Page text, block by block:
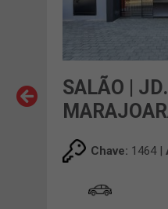
SALÃO | JD.
Chave: 1464 |